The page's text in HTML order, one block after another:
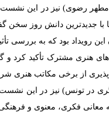
رضوی) نیز در این
با جدیدترین دانش روز سخن
رویداد بود که به
هنری مشترک تأکید
از برخی مکاتب هنری
در تونس) نیز در این
معانی فکری، معنوی و